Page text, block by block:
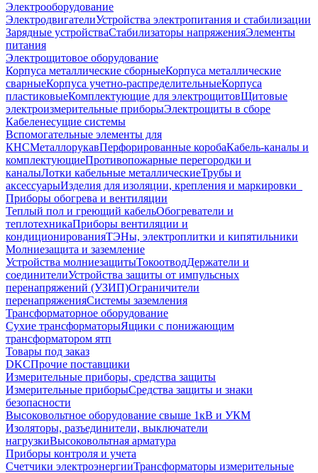
Электрооборудование
ЭлектродвигателиУстройства электропитания и стабилизации
Зарядные устройстваСтабилизаторы напряженияЭлементы
питания
Электрощитовое оборудование
Корпуса металлические сборныеКорпуса металлические
сварныеКорпуса учетно-распределительныеКорпуса
пластиковыеКомплектующие для электрощитовЩитовые
электроизмерительные приборыЭлектрощиты в сборе
Кабеленесущие системы
Вспомогательные элементы для
КНСМеталлорукавПерфорированные коробаКабель-каналы и
комплектующиеПротивопожарные перегородки и
каналыЛотки кабельные металлическиеТрубы и
аксессуарыИзделия для изоляции, крепления и маркировки
Приборы обогрева и вентиляции
Теплый пол и греющий кабельОбогреватели и
теплотехникаПриборы вентиляции и
кондиционированияТЭНы, электроплитки и кипятильники
Молниезащита и заземление
Устройства молниезащитыТокоотводДержатели и
соединителиУстройства защиты от импульсных
перенапряжений (УЗИП)Ограничители
перенапряженияСистемы заземления
Трансформаторное оборудование
Сухие трансформаторыЯщики с понижающим
трансформатором ятп
Товары под заказ
DKCПрочие поставщики
Измерительные приборы, средства защиты
Измерительные приборыСредства защиты и знаки
безопасности
Высоковольтное оборудование свыше 1кВ и УКМ
Изоляторы, разъединители, выключатели
нагрузкиВысоковольтная арматура
Приборы контроля и учета
Счетчики электроэнергииТрансформаторы измерительные